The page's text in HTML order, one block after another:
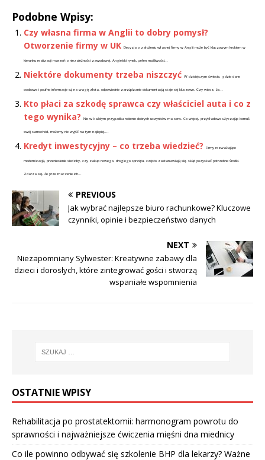
Podobne Wpisy:
Czy własna firma w Anglii to dobry pomysł?
Otworzenie firmy w UK Decyzja o założeniu własnej firmy w Anglii może być kluczowym krokiem w
kierunku realizacji marzeń o niezależności zawodowej. Angielski rynek, pełen możliwości...
Niektóre dokumenty trzeba niszczyć W dzisiejszym świecie, gdzie dane
osobowe i poufne informacje są na wagę złota, odpowiednie zarządzanie dokumentacją staje się kluczowe. Czy wiesz, że...
Kto płaci za szkodę sprawca czy właściciel auta i co z
tego wynika?
Nie w każdym przypadku robienie dobrych uczynków ma sens. Co więcej, przykładowo użyczając komuś
swój samochód, możemy nie wyjść na tym najlepiej....
Kredyt inwestycyjny – co trzeba wiedzieć? Firmy rozważające
modernizację, przeniesienie siedziby, czy zakup nowego, drogiego sprzętu, często zastanawiają się, skąd pozyskać potrzebne środki.
Zdarza się, że przeznaczenie ich...
PREVIOUS
Jak wybrać najlepsze biuro rachunkowe? Kluczowe
czynniki, opinie i bezpieczeństwo danych
NEXT
Niezapomniany Sylwester: Kreatywne zabawy dla
dzieci i dorosłych, które zintegrować gości i stworzą
wspaniałe wspomnienia
OSTATNIE WPISY
Rehabilitacja po prostatektomii: harmonogram powrotu do
sprawności i najważniejsze ćwiczenia mięśni dna miednicy
Co ile powinno odbywać się szkolenie BHP dla lekarzy? Ważne